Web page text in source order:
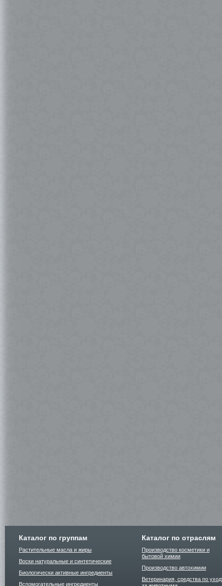
Каталог по группам
Растительные масла и жиры
Воски натуральные и синтетические
Биологически активные ингредиенты
Вспомогательные ингредиенты
Каталог по отраслям
Производство косметики и
бытовой химии
Производство автохимии
Ветеринария, средства по